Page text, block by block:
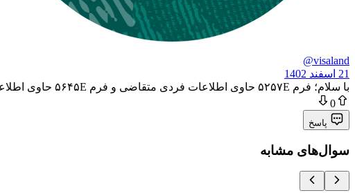
@visaland
21 اسفند 1402
با سلام؛ فرم ۵۲۵۷E حاوی اطلاعات فردی متقاضی و فرم ۵۶۴۵E حاوی اطلاعات خانوادگی باید تکمیل شوند.
0
پاسخ
سوال‌های مشابه